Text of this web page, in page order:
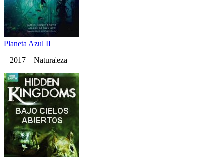
Planeta Azul II
2017 Naturaleza